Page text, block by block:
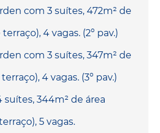
com 3 suítes, 472m² de
4 vagas. (2º pav.)
com 3 suítes, 347m² de
4 vagas. (3º pav.)
344m² de área
5 vagas.